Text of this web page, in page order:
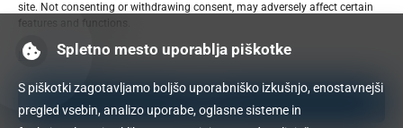
site. Not consenting or withdrawing consent, may adversely affect certain
features and functions.
Manage services
Accept
Spletno mesto uporablja piškotke
S piškotki zagotavljamo boljšo uporabniško izkušnjo, enostavnejši
pregled vsebin, analizo uporabe, oglasne sisteme in